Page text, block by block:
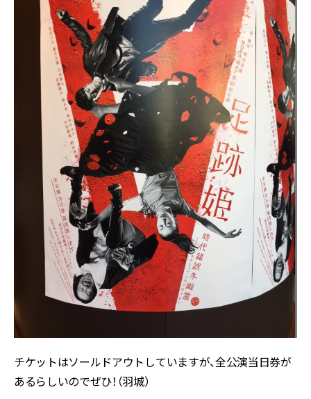
チケットはソールドアウトしていますが、全公演当日券が
あるらしいのでぜひ！（羽城）